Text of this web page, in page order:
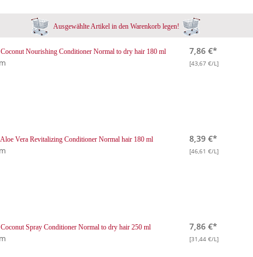
Ausgewählte Artikel in den Warenkorb legen!
Nourishing Conditioner Normal to dry hair 180 ml 7,86 €*
[43,67 €/L]
Vera Revitalizing Conditioner Normal hair 180 ml 8,39 €*
[46,61 €/L]
Spray Conditioner Normal to dry hair 250 ml 7,86 €*
[31,44 €/L]